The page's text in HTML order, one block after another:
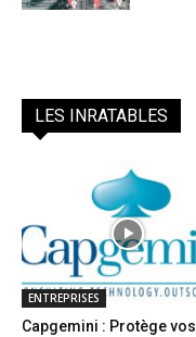
LES INRATABLES
ENTREPRISES
Capgemini : Protège vos